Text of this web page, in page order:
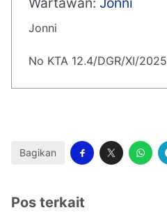
Jonni
No KTA 12.4/DGR/XI/2025
Bagikan
Pos terkait